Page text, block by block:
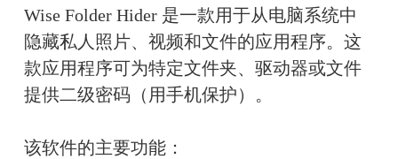
Wise Folder Hider 是一款用于从电脑系统中
隐藏私人照片、视频和文件的应用程序。这
款应用程序可为特定文件夹、驱动器或文件
提供二级密码（用手机保护）。
该软件的主要功能：